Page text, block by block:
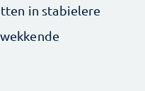
in stabielere